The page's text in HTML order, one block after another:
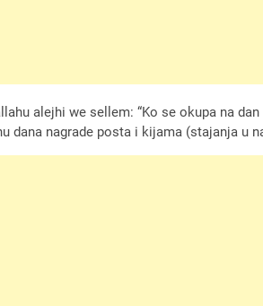
alejhi we sellem: “Ko se okupa na
dana nagrade posta i kijama (stajanja u